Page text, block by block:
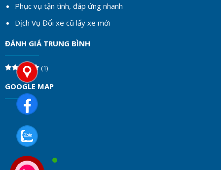
Phục vụ tận tình, đáp ứng nhanh
Dịch Vụ Đổi xe cũ lấy xe mới
ĐÁNH GIÁ TRUNG BÌNH
Được xếp
hạng55
sao
(1)
GOOGLE MAP